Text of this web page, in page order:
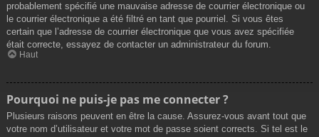
probablement spécifié une mauvaise adresse de courrier électronique ou
le courrier électronique a été filtré en tant que pourriel. Si vous êtes
certain que l’adresse de courrier électronique que vous avez spécifiée
était correcte, essayez de contacter un administrateur du forum.
Haut
Pourquoi ne puis-je pas me connecter ?
Plusieurs raisons peuvent en être la cause. Assurez-vous avant tout que
votre nom d’utilisateur et votre mot de passe soient corrects. Si tel est le